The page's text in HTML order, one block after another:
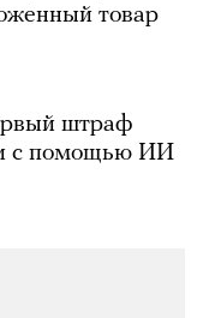
товар
штраф
с помощью ИИ